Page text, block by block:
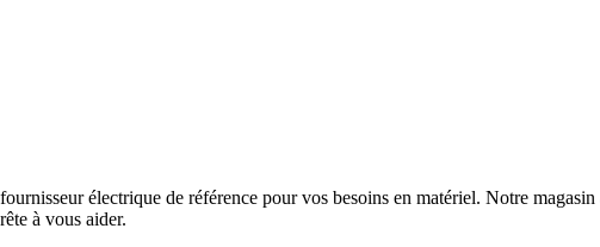
électrique de référence pour vos besoins en matériel. Notre
à vous aider.